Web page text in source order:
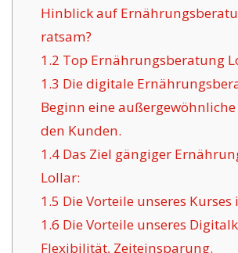
Hinblick auf
ratsam?
1.2 Top Ernährungsberatung
1.3 Die digitale
Beginn eine
den Kunden.
1.4Das Ziel gängiger
Lollar:
1.5 Die Vorteile unseres Kurses
1.6 Die Vorteile unseres
Flexibilität, Zeiteinsparung.